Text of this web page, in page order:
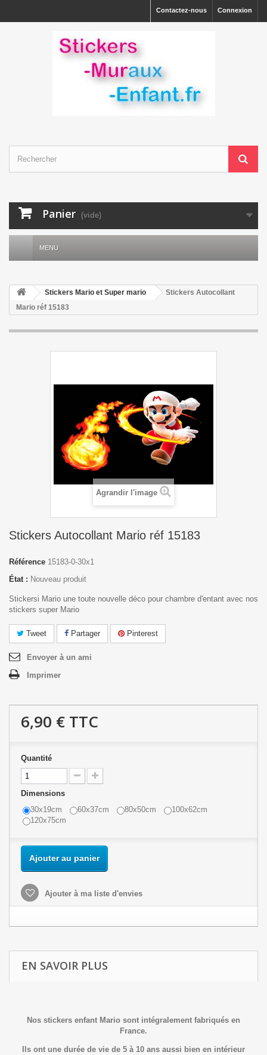
Connexion
Contactez-nous
Panier (vide)
MENU
Stickers Mario et Super mario
Stickers Autocollant
Mario réf 15183
Agrandir l'image
Stickers Autocollant Mario réf 15183
Référence 15183-0-30x1
État : Nouveau produit
Stickersi Mario une toute nouvelle déco pour chambre d'entant avec nos
stickers super Mario
Tweet Partager Pinterest
Envoyer à un ami
Imprimer
6,90 € TTC
Quantité
Dimensions
30x19cm
60x37cm 80x50cm
100x62cm
120x75cm
Ajouter au panier
Ajouter à ma liste d'envies
EN SAVOIR PLUS
Nos stickers enfant Mario sont intégralement fabriqués en
France.
Ils ont une durée de vie de 5 à 10 ans aussi bien en intérieur